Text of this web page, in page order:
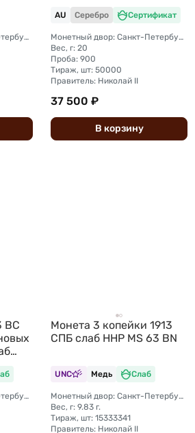
Монетный двор: Санкт-Петербургский монетный двор
AU Серебро Сертификат
Монетный двор: Санкт-Петербургский монетный двор
Вес, г: 20
Проба: 900
Тираж, шт: 50000
Правитель: Николай II
37 500 ₽
В корзину
ВС
Монетный двор: Санкт-Петербургский монетный двор
Монета 3 копейки 1913
СПБ слаб ННР MS 63 BN
UNC Медь Слаб
Монетный двор: Санкт-Петербургский монетный двор
Вес, г: 9.83 г.
Тираж, шт: 15333341
Правитель: Николай II